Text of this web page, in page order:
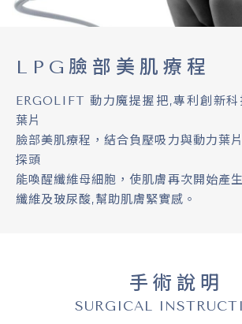
LPG臉部美肌療程
ERGOLIFT 動力魔提握把,專利創新科
葉片
臉部美肌療程，結合負壓吸力與動力葉
探頭
能喚醒纖維母細胞，使肌膚再次開始產
纖維及玻尿酸,幫助肌膚緊實感。
手術說明
SURGICAL